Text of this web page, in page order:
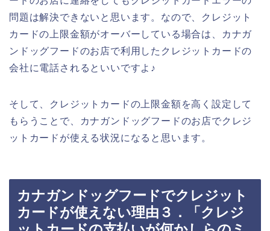
問題は解決できないと思います。なので、クレジット
カードの上限金額がオーバーしている場合は、カナガ
ンドッグフードのお店で利用したクレジットカードの
会社に電話されるといいですよ♪
そして、クレジットカードの上限金額を高く設定して
もらうことで、カナガンドッグフードのお店でクレジ
ットカードが使える状況になると思います。
カナガンドッグフードでクレジット
カードが使えない理由３．「クレジ